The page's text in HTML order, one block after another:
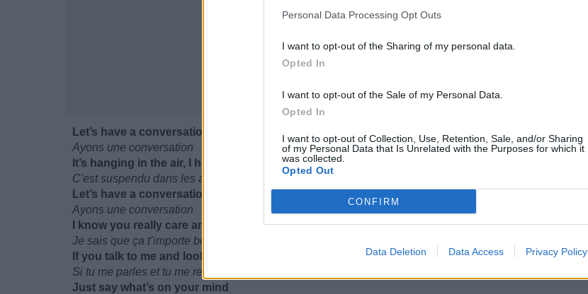
Personal Data Processing Opt Outs
I want to opt-out of the Sharing of my personal data.
Opted In
I want to opt-out of the Sale of my Personal Data.
Opted In
I want to opt-out of Collection, Use, Retention, Sale, and/or Sharing
of my Personal Data that Is Unrelated with the Purposes for which it
was collected.
Opted Out
CONFIRM
Data Deletion Data Access Privacy Policy
Let’s have a conversation
Ayons une conversation
It’s hanging in the air, I hang on every line
C'est suspendu dans les airs, je m'accroche à chaque ligne
Let’s have a conversation
Ayons une conversation
I know you really care and so do I
Je sais que ça t’importe beaucoup et ça m’importe aussi
If you talk to me and look at me, and say another word to me
Si tu me parles et tu me regardes, et tu me dis autre chose
Just say what’s on your mind